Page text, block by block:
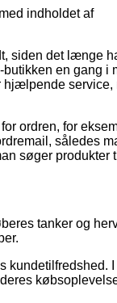
indholdet af
siden det længe
en gang i
hjælpende service,
ordren, for
således
søger produkter
tanker og
kundetilfredshed.